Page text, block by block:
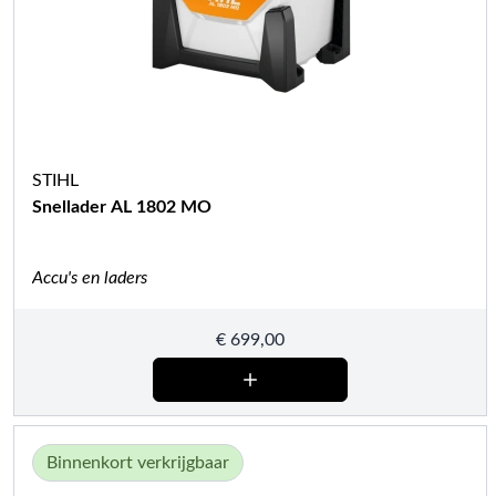
STIHL
Snellader AL 1802 MO
Accu's en laders
€ 699,00
Binnenkort verkrijgbaar